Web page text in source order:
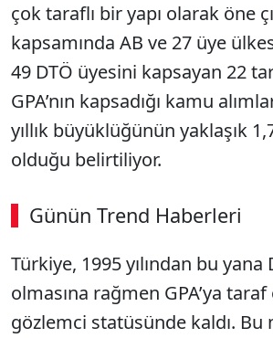
çok taraflı bir yapı olarak öne
kapsamında AB ve 27 üye
49 DTÖ üyesini kapsayan 22
GPA’nın kapsadığı kamu
yıllık büyüklüğünün yaklaşık
olduğu belirtiliyor.
Günün Trend Haberleri
00:02 / 08:15
Türkiye, 1995 yılından bu yana
olmasına rağmen GPA’ya taraf
gözlemci statüsünde kaldı. Bu